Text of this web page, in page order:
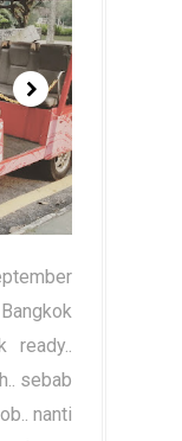
ready..
sebab
nanti